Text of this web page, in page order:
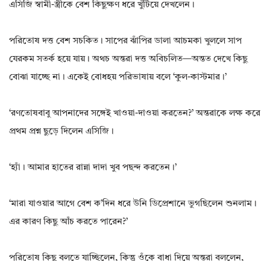
এসিজি স্বামী-স্ত্রীকে বেশ কিছুক্ষণ ধরে খুঁটিয়ে দেখলেন।
পরিতোষ দত্ত বেশ সচকিত। সাপের ঝাঁপির ডালা আচমকা খুললে সাপ
যেরকম সতর্ক হয়ে যায়। অথচ অন্তরা দত্ত অবিচলিত—অন্তত দেখে কিছু
বোঝা যাচ্ছে না। একেই বোধহয় পরিভাষায় বলে ‘কুল-কাস্টমার।’
‘রণতোষবাবু আপনাদের সঙ্গেই খাওয়া-দাওয়া করতেন?’ অন্তরাকে লক্ষ করে
প্রথম প্রশ্ন ছুড়ে দিলেন এসিজি।
‘হ্যাঁ। আমার হাতের রান্না দাদা খুব পছন্দ করতেন।’
‘মারা যাওয়ার আগে বেশ ক’দিন ধরে উনি ডিপ্রেশানে ভুগছিলেন শুনলাম।
এর কারণ কিছু আঁচ করতে পারেন?’
পরিতোষ কিছু বলতে যাচ্ছিলেন, কিন্তু ওঁকে বাধা দিয়ে অন্তরা বললেন,